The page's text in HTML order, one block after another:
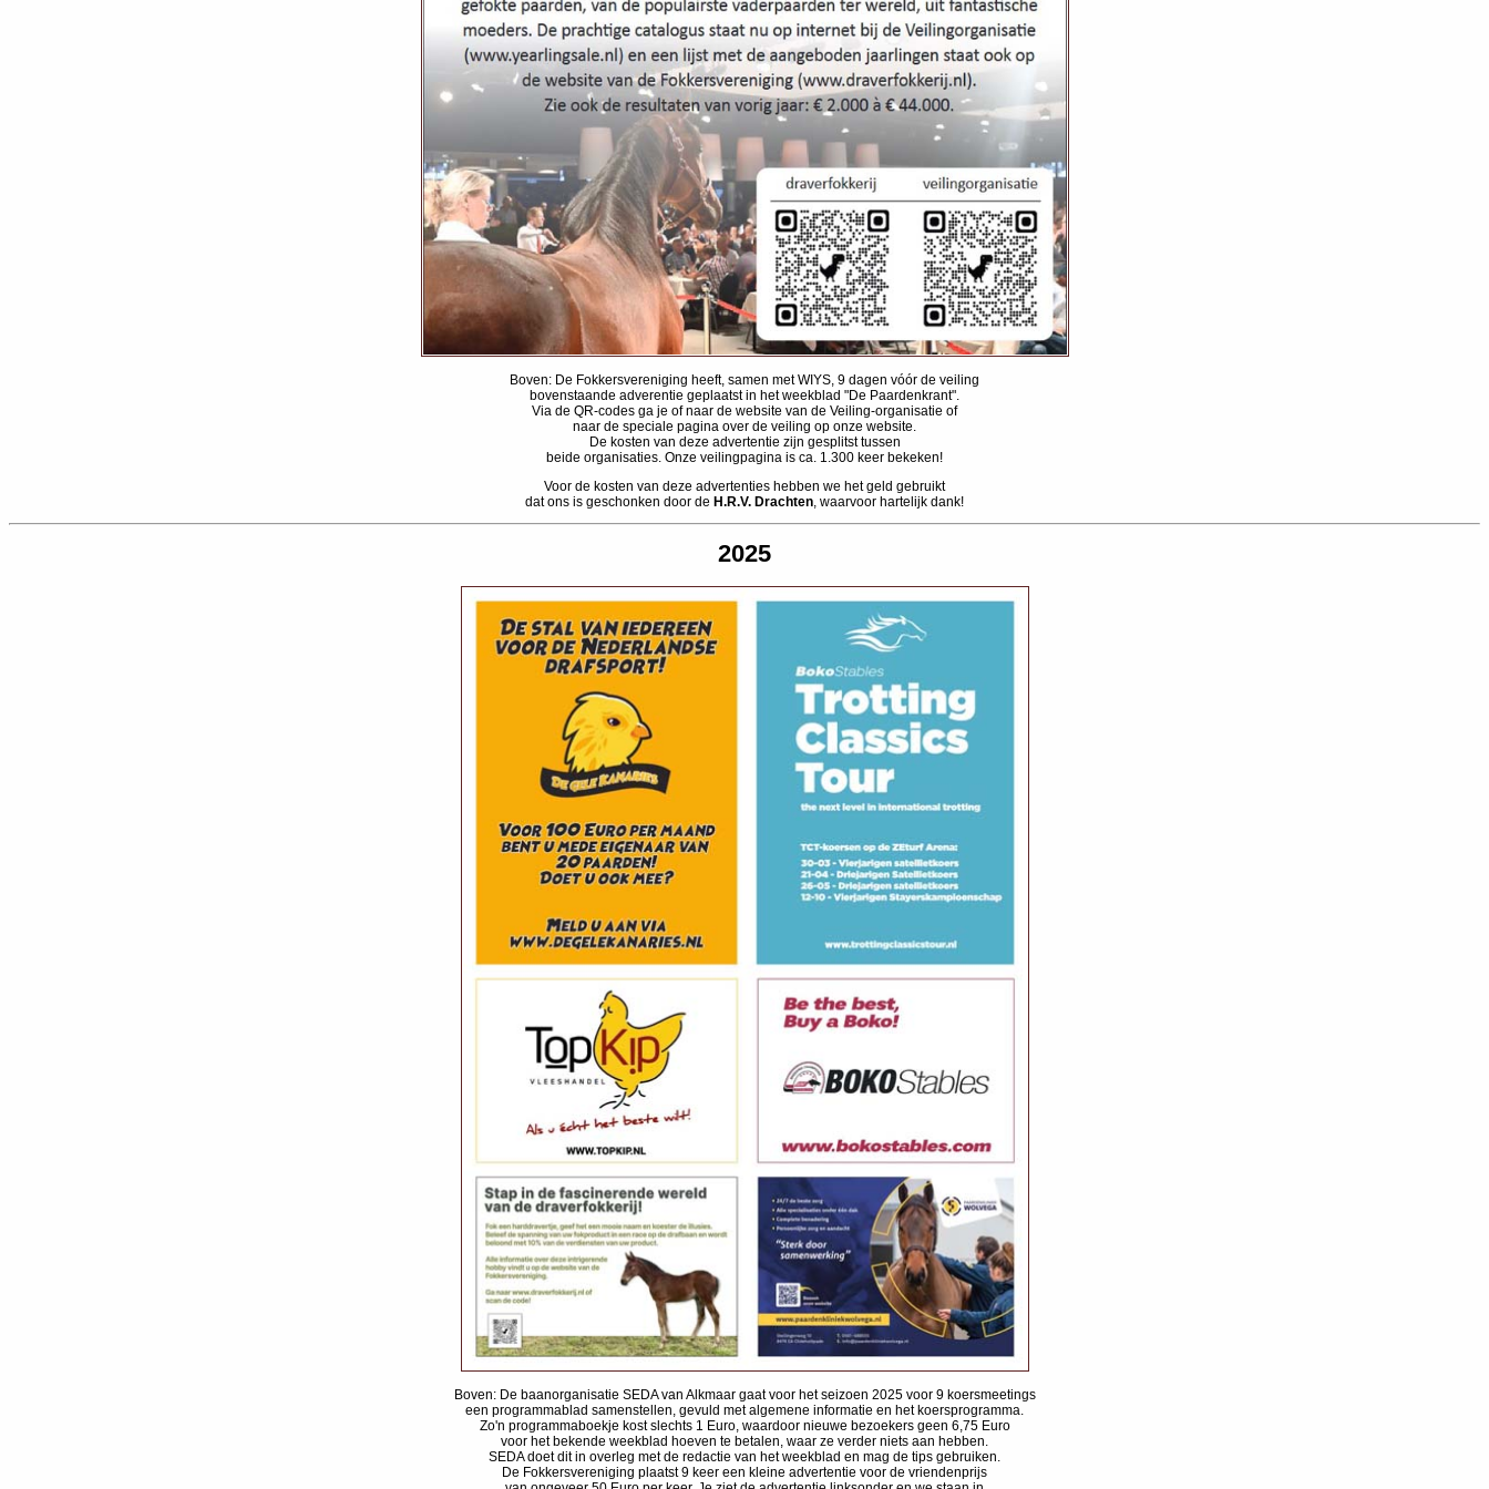
Boven: De Fokkersvereniging heeft, samen met WIYS, 9 dagen vóór de veiling
bovenstaande adverentie geplaatst in het weekblad "De Paardenkrant".
Via de QR-codes ga je of naar de website van de Veiling-organisatie of
naar de speciale pagina over de veiling op onze website.
De kosten van deze advertentie zijn gesplitst tussen
beide organisaties. Onze veilingpagina is ca. 1.300 keer bekeken!
Voor de kosten van deze advertenties hebben we het geld gebruikt
dat ons is geschonken door de H.R.V. Drachten , waarvoor hartelijk dank!
2025
Boven: De baanorganisatie SEDA van Alkmaar gaat voor het seizoen 2025 voor 9 koersmeetings
een programmablad samenstellen, gevuld met algemene informatie en het koersprogramma.
Zo'n programmaboekje kost slechts 1 Euro, waardoor nieuwe bezoekers geen 6,75 Euro
voor het bekende weekblad hoeven te betalen, waar ze verder niets aan hebben.
SEDA doet dit in overleg met de redactie van het weekblad en mag de tips gebruiken.
De Fokkersvereniging plaatst 9 keer een kleine advertentie voor de vriendenprijs